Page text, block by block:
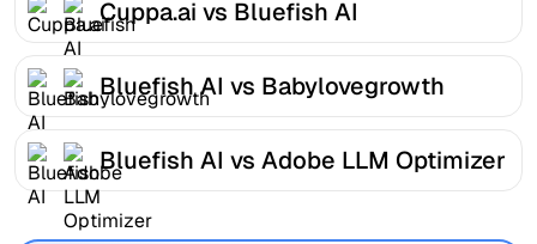
Cuppa.ai vs Bluefish AI
Bluefish AI vs Babylovegrowth
Bluefish AI vs Adobe LLM Optimizer